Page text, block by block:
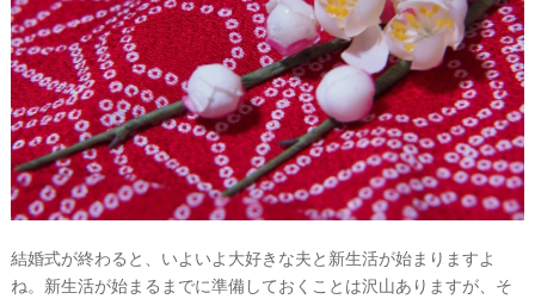
結婚式が終わると、いよいよ大好きな夫と新生活が始まりますよ
ね。新生活が始まるまでに準備しておくことは沢山ありますが、そ